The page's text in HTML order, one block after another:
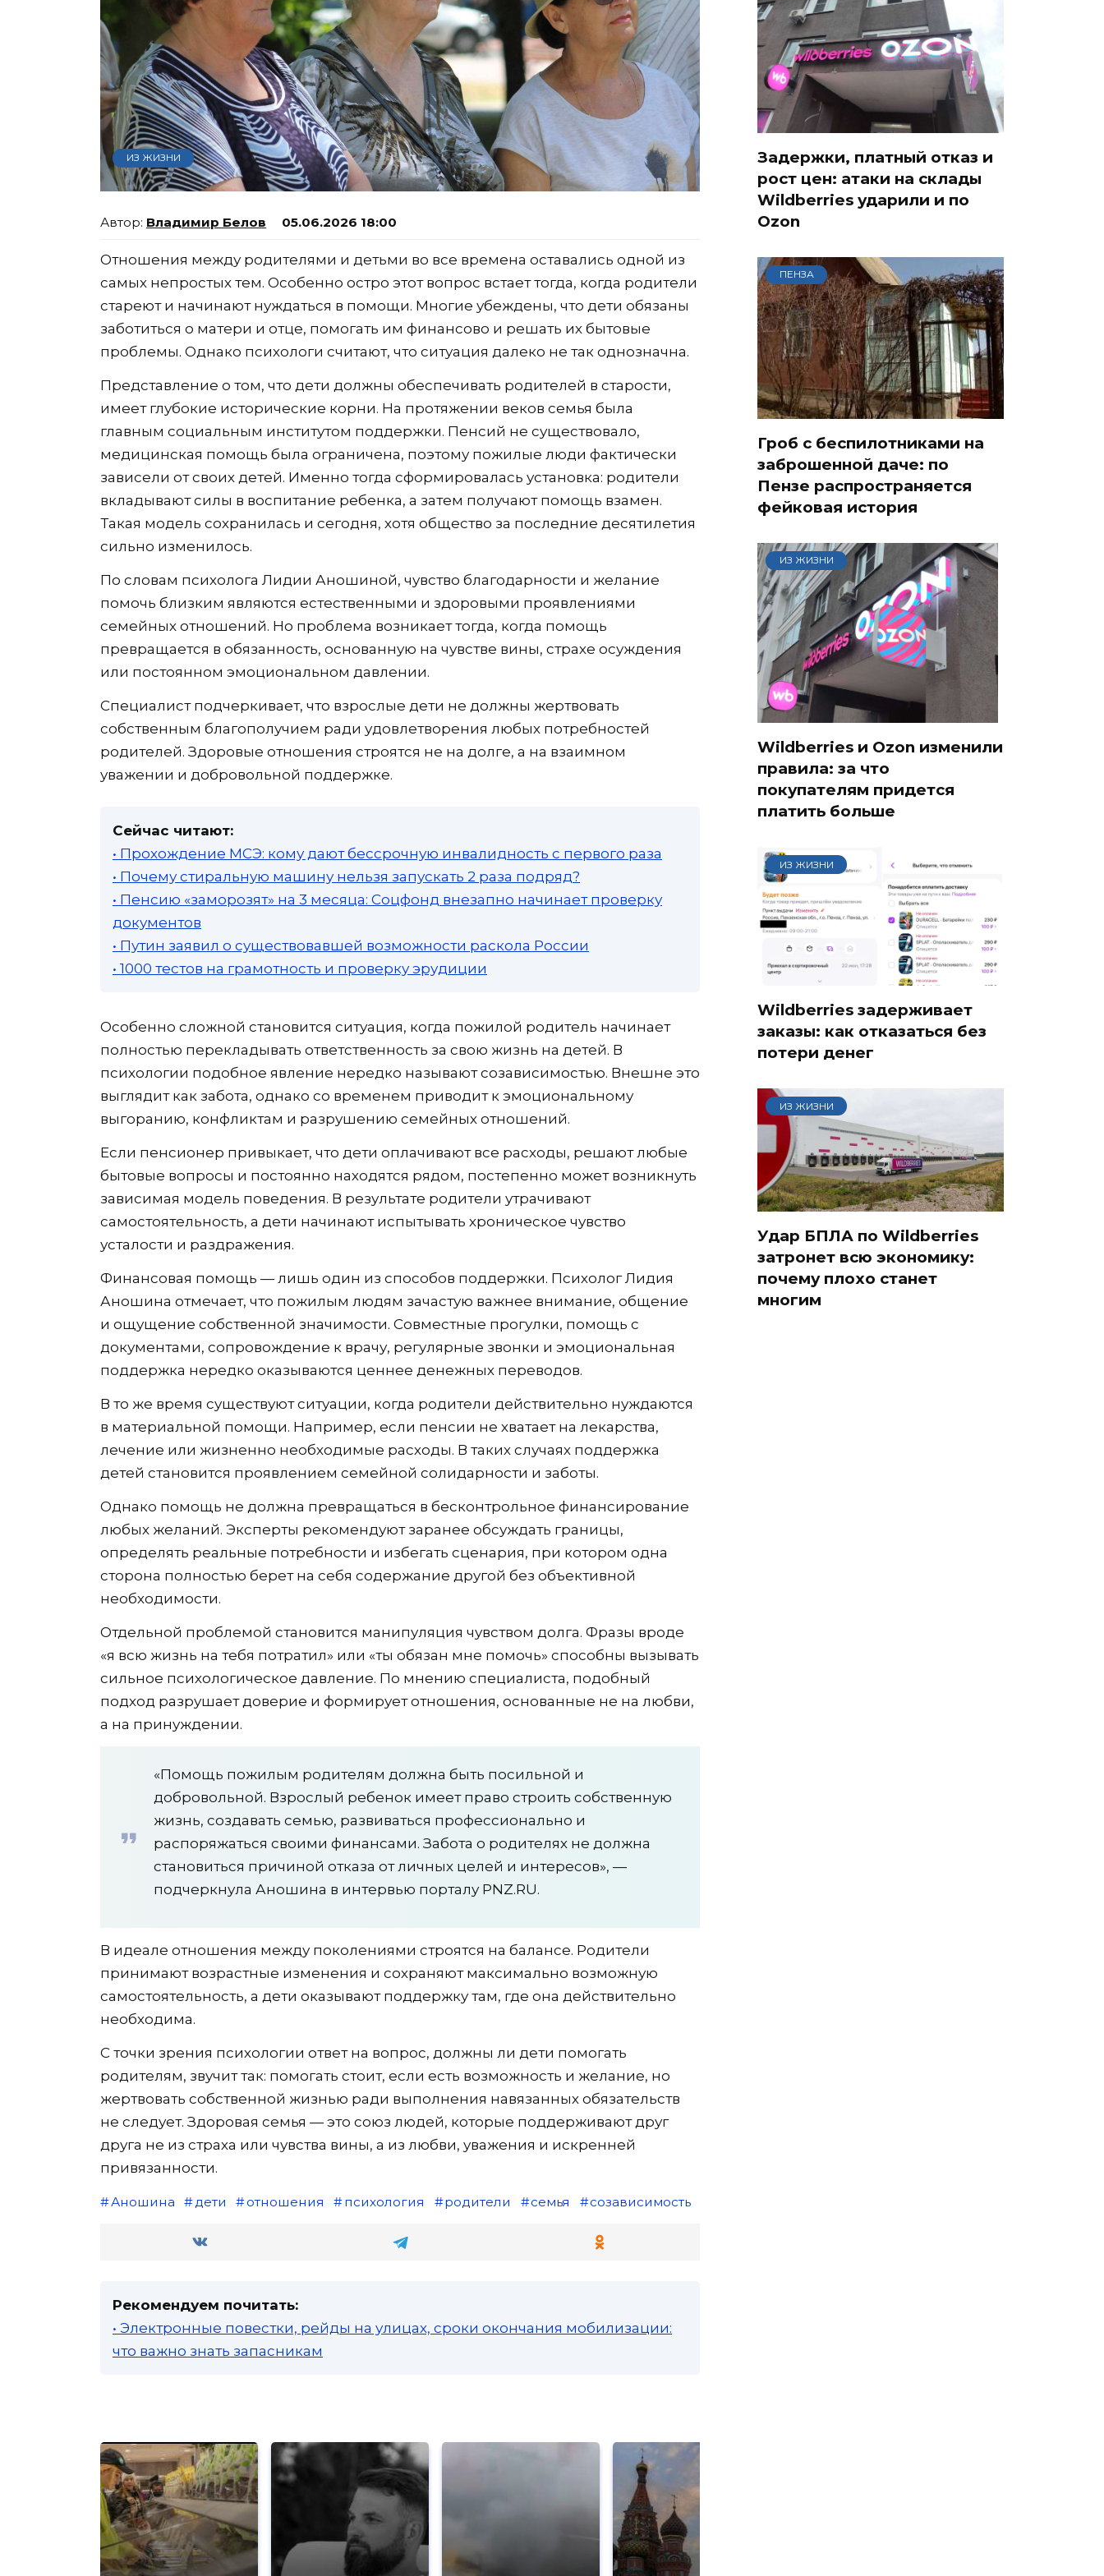
ИЗ ЖИЗНИ
Владимир Белов 05.06.2026 18:00
Отношения между родителями и детьми во все времена оставались одной из
самых непростых тем. Особенно остро этот вопрос встает тогда, когда родители
стареют и начинают нуждаться в помощи. Многие убеждены, что дети обязаны
заботиться о матери и отце, помогать им финансово и решать их бытовые
проблемы. Однако психологи считают, что ситуация далеко не так однозначна.
Представление о том, что дети должны обеспечивать родителей в старости,
имеет глубокие исторические корни. На протяжении веков семья была
главным социальным институтом поддержки. Пенсий не существовало,
медицинская помощь была ограничена, поэтому пожилые люди фактически
зависели от своих детей. Именно тогда сформировалась установка: родители
вкладывают силы в воспитание ребенка, а затем получают помощь взамен.
Такая модель сохранилась и сегодня, хотя общество за последние десятилетия
сильно изменилось.
По словам психолога Лидии Аношиной, чувство благодарности и желание
помочь близким являются естественными и здоровыми проявлениями
семейных отношений. Но проблема возникает тогда, когда помощь
превращается в обязанность, основанную на чувстве вины, страхе осуждения
или постоянном эмоциональном давлении.
Специалист подчеркивает, что взрослые дети не должны жертвовать
собственным благополучием ради удовлетворения любых потребностей
родителей. Здоровые отношения строятся не на долге, а на взаимном
уважении и добровольной поддержке.
Сейчас читают:
• Прохождение МСЭ: кому дают бессрочную инвалидность с первого раза
• Почему стиральную машину нельзя запускать 2 раза подряд?
• Пенсию «заморозят» на 3 месяца: Соцфонд внезапно начинает проверку
документов
• Путин заявил о существовавшей возможности раскола России
• 1000 тестов на грамотность и проверку эрудиции
Особенно сложной становится ситуация, когда пожилой родитель начинает
полностью перекладывать ответственность за свою жизнь на детей. В
психологии подобное явление нередко называют созависимостью. Внешне это
выглядит как забота, однако со временем приводит к эмоциональному
выгоранию, конфликтам и разрушению семейных отношений.
Если пенсионер привыкает, что дети оплачивают все расходы, решают любые
бытовые вопросы и постоянно находятся рядом, постепенно может возникнуть
зависимая модель поведения. В результате родители утрачивают
самостоятельность, а дети начинают испытывать хроническое чувство
усталости и раздражения.
Финансовая помощь — лишь один из способов поддержки. Психолог Лидия
Аношина отмечает, что пожилым людям зачастую важнее внимание, общение
и ощущение собственной значимости. Совместные прогулки, помощь с
документами, сопровождение к врачу, регулярные звонки и эмоциональная
поддержка нередко оказываются ценнее денежных переводов.
В то же время существуют ситуации, когда родители действительно нуждаются
в материальной помощи. Например, если пенсии не хватает на лекарства,
лечение или жизненно необходимые расходы. В таких случаях поддержка
детей становится проявлением семейной солидарности и заботы.
Однако помощь не должна превращаться в бесконтрольное финансирование
любых желаний. Эксперты рекомендуют заранее обсуждать границы,
определять реальные потребности и избегать сценария, при котором одна
сторона полностью берет на себя содержание другой без объективной
необходимости.
Отдельной проблемой становится манипуляция чувством долга. Фразы вроде
«я всю жизнь на тебя потратил» или «ты обязан мне помочь» способны вызывать
сильное психологическое давление. По мнению специалиста, подобный
подход разрушает доверие и формирует отношения, основанные не на любви,
а на принуждении.
«Помощь пожилым родителям должна быть посильной и
добровольной. Взрослый ребенок имеет право строить собственную
жизнь, создавать семью, развиваться профессионально и
распоряжаться своими финансами. Забота о родителях не должна
становиться причиной отказа от личных целей и интересов», —
подчеркнула Аношина в интервью порталу PNZ.RU.
В идеале отношения между поколениями строятся на балансе. Родители
принимают возрастные изменения и сохраняют максимально возможную
самостоятельность, а дети оказывают поддержку там, где она действительно
необходима.
С точки зрения психологии ответ на вопрос, должны ли дети помогать
родителям, звучит так: помогать стоит, если есть возможность и желание, но
жертвовать собственной жизнью ради выполнения навязанных обязательств
не следует. Здоровая семья — это союз людей, которые поддерживают друг
друга не из страха или чувства вины, а из любви, уважения и искренней
привязанности.
Аношина дети отношения психология родители семья созависимость
Рекомендуем почитать:
• Электронные повестки, рейды на улицах, сроки окончания мобилизации:
что важно знать запасникам
Задержки, платный отказ и
рост цен: атаки на склады
Wildberries ударили и по
Ozon
ПЕНЗА
Гроб с беспилотниками на
заброшенной даче: по
Пензе распространяется
фейковая история
ИЗ ЖИЗНИ
Wildberries и Ozon изменили
правила: за что
покупателям придется
платить больше
ИЗ ЖИЗНИ
Wildberries задерживает
заказы: как отказаться без
потери денег
ИЗ ЖИЗНИ
Удар БПЛА по Wildberries
затронет всю экономику:
почему плохо станет
многим